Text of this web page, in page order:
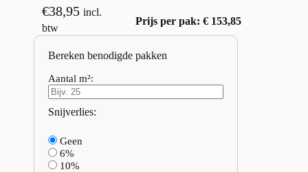
€38,95 incl.
btw
Prijs per pak: € 153,85
Bereken benodigde pakken
Aantal m²:
Snijverlies:
Geen
6%
10%